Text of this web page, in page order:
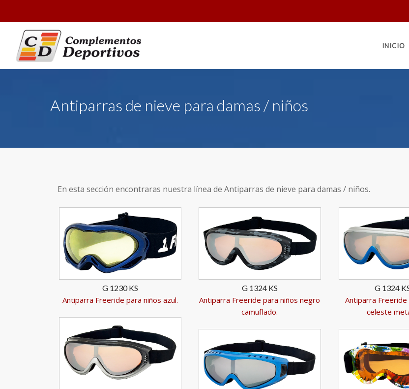
INICIO
Antiparras de nieve para damas / niños
En esta sección encontraras nuestra línea de Antiparras de nieve para damas / niños.
G 1230 KS
Antiparra Freeride para niños azul.
G 1324 KS
Antiparra Freeride para niños negro
camuflado.
G 1324
Antiparra
celeste